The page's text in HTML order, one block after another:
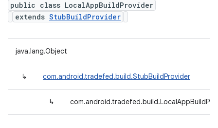
public class LocalAppBuildProvider
extends StubBuildProvider
java.lang.Object
↳ com.android.tradefed.build.StubBuildProvider
↳